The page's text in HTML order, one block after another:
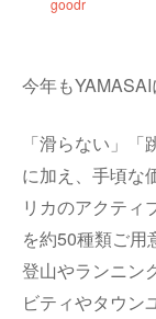
今年もYAMASAI
「滑らない」
に加え、手頃な
リカのアクティ
を約50種類ご用
登山やランニン
ビティやタウン